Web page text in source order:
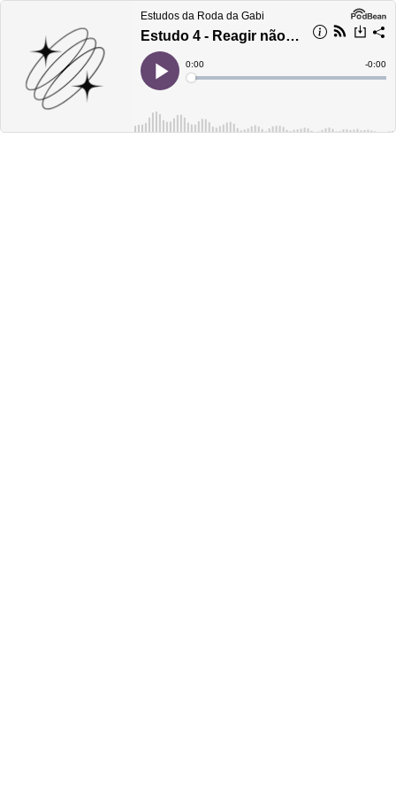
Estudos da Roda da Gabi
Estudo 4 - Reagir não é escolher
Play
Current
Time
0:00
Loaded:
Time
-0:00